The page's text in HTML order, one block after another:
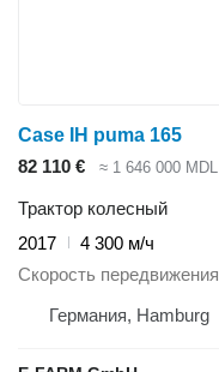
Case IH puma 165
82 110 €
≈ 1 646 000 MDL
Трактор колесный
2017
4 300 м/ч
Скорость передвижения
Германия, Hamburg